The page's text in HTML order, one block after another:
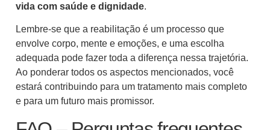
vida com saúde e dignidade.
Lembre-se que a reabilitação é um processo que
envolve corpo, mente e emoções, e uma escolha
adequada pode fazer toda a diferença nessa trajetória.
Ao ponderar todos os aspectos mencionados, você
estará contribuindo para um tratamento mais completo
e para um futuro mais promissor.